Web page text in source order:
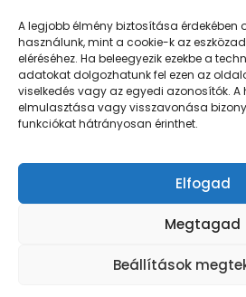
A legjobb élmény biztosítása
használunk, mint a cookie-k az
eléréséhez. Ha beleegyezik ezekbe a
adatokat dolgozhatunk fel ezen az
viselkedés vagy az egyedi azonosítók. A
elmulasztása vagy visszavonása
funkciókat hátrányosan érinthet.
Elfogad
Megtagad
Beállítások
Kapcsolat
Podia e-learning login
Rólam
Pearson-Marr Archetype
Általános Szerződési
2020.